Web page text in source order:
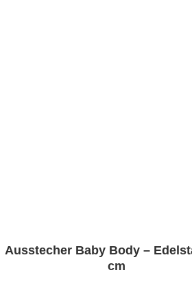
Ausstecher Baby Body –
cm